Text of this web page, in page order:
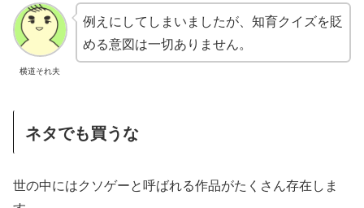
横道それ夫
例えにしてしまいましたが、知育クイズを貶
める意図は一切ありません。
ネタでも買うな
世の中にはクソゲーと呼ばれる作品がたくさん存在しま